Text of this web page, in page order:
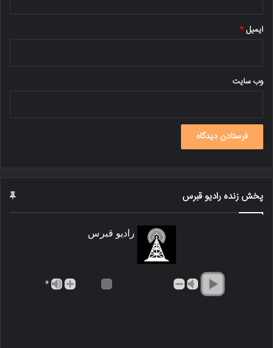
ایمیل*
وب‌ سایت
پخش زنده رادیو قبرس
رادیو قبرس
*